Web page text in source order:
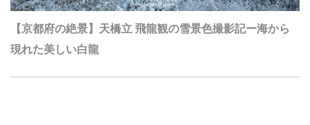
【京都府の絶景】天橋立 飛龍観の雪景色撮影記ー海から
現れた美しい白龍